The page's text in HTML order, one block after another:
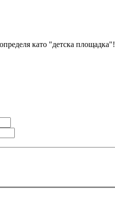
като "детска площадка"!